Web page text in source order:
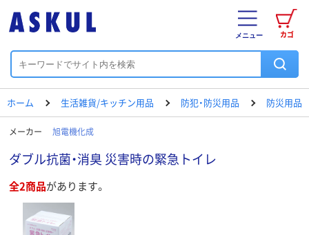
カゴ
メニュー
ホーム 生活雑貨/キッチン用品 防犯・防災用品 防災用品
メーカー 旭電機化成
ダブル抗菌・消臭 災害時の緊急トイレ
全2商品があります。